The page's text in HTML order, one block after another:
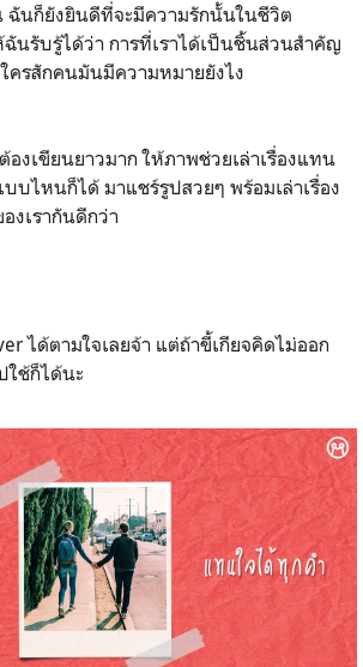
ฉันก็ยังยินดีที่จะมีความรักนั้นในชีวิต
ฉันรับรู้ได้ว่า การที่เราได้เป็นชิ้นส่วนสำคัญ
ครสักคนมันมีความหมายยังไง
งเขียนยาวมาก ให้ภาพช่วยเล่าเรื่องแทน
บบไหนก็ได้ มาแชร์รูปสวยๆ พร้อมเล่าเรื่อง
งเรากันดีกว่า
ได้ตามใจเลยจ้า แต่ถ้าขี้เกียจคิดไม่ออก
ใช้ก็ได้นะ